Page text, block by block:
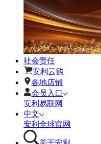
社会责任
安利云购
各地店铺
会员入口
安利易联网
中文
安利全球官网